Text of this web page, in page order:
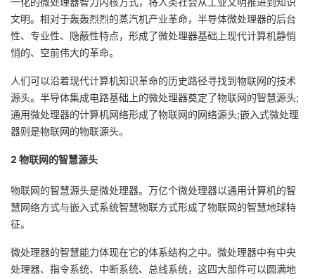
子
直
播
的
活
我
的
注
我
的
开
发
者
学
堂
我
的
Programs
我
的
支
持
我
文明。相对于轰轰烈烈的蒸汽机产业革命，半导体微处理器的后台
性、专业性、隐蔽性特点，形成了微处理器基础上现代计算机静悄
悄的、空前伟大的革命。
人们可以沿着现代计算机知识革命的历史路径寻找到物联网的技术
源头。半导体集成电路基础上的微处理器奠定了物联网的智慧源头;
通用微处理器的计算机网络形成了物联网的网络源头;嵌入式微处理
器则是物联网的物联源头。
2 物联网的智慧源头
物联网的智慧源头是微处理器。万亿个微处理器以通用计算机的智
慧网络方式与嵌入式系统智慧物联方式形成了物联网的智慧地球特
征。
微处理器的智慧能力体现在它的体系结构之中。微处理器中有中央
处理器、指令系统、中断系统、总线系统，这四大部件可以圆满地